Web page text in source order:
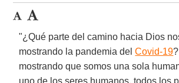
"¿Qué parte del camino hacia Dios
mostrando la pandemia delCovid-19
mostrando que somos una sola
uno de los seres humanos, todos los